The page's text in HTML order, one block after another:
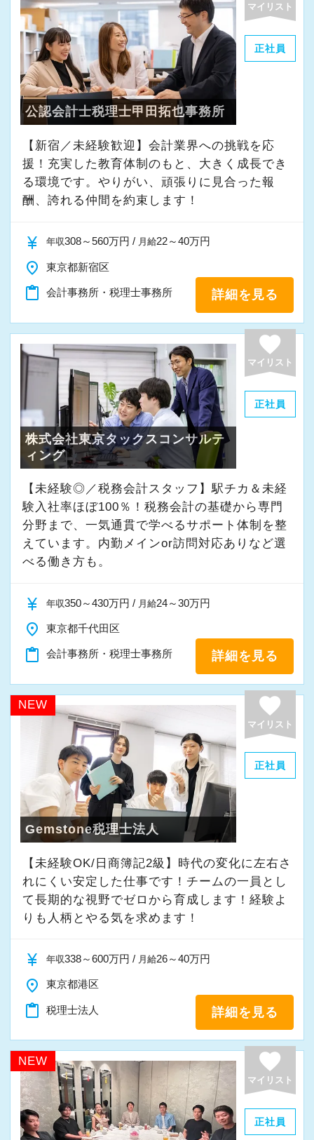
・その他付随する業務
これまでの会計事務所や経理経験を活かしてご
活躍いただけます。
また、経験やスキルに応じて徐々に担当する業
将来的には申告書レビューなど、専門性を高め
られる業務にも携わることが可能です。
どこでも通用する実務スキルを身につけなが
★
当事務所では、職員同士が協力しながら気持ち
経験やスキルももちろん重要ですが、それ以上
に周囲への思いやりや感謝の気持ちを持ち、誠
実に仕事へ向き合える方と一緒に働きたいと考
えています。
・素直な姿勢で新しいことを学べる方
・周囲と協力しながら業務を進められる方
・お客様や仲間に対して誠実に対応できる方
・成長意欲を持ち、前向きにチャレンジできる
方
また、当事務所ではDX化や業務改善などにも積
「まずはやってみる」
「新しいことにも前向きに挑戦してみる」
そんな姿勢をお持ちの方であれば、経験を活か
しながらさらに成長できる環境です。
一緒に学び、成長しながら、お客様のお役に立
てる仕事をしていきませんか。
★事務所の理念★
～事業の発展に寄与するために、公正で健全な
会計・税務を通じて、貢献できる価値を提供
し、人生豊かで幸せになるための力となること
～
当事務所では、経営者やそこで働く社員の皆さ
まがより良い未来を実現できるよう、日々業務
に取り組んでいます。
を感じながら、安心して長く働ける事務所であ
りたいと考えています。
私たちと一緒に成長しながら働いてみません
か。
ご応募をお待ちしております！
マイリスト
正社員
公認会計士税理士甲田拓也事務所
【新宿／未経験歓迎】会計業界への挑戦を応
援！充実した教育体制のもと、大きく成長でき
る環境です。やりがい、頑張りに見合った報
酬、誇れる仲間を約束します！
currency_yen 年収308～560万円 / 月給22～40万円
place 東京都新宿区
content_paste 会計事務所・税理士事務所 詳細を見る
favorite
マイリスト
正社員
株式会社東京タックスコンサルテ
ィング
【未経験◎／税務会計スタッフ】駅チカ＆未経
験入社率ほぼ100％！税務会計の基礎から専門
分野まで、一気通貫で学べるサポート体制を整
えています。内勤メインor訪問対応ありなど選
べる働き方も。
currency_yen 年収350～430万円 / 月給24～30万円
place 東京都千代田区
content_paste 会計事務所・税理士事務所 詳細を見る
NEW favorite
マイリスト
正社員
Gemstone税理士法人
【未経験OK/日商簿記2級】時代の変化に左右さ
れにくい安定した仕事です！チームの一員とし
て⻑期的な視野でゼロから育成します！経験よ
りも人柄とやる気を求めます！
currency_yen 年収338～600万円 / 月給26～40万円
place 東京都港区
content_paste 税理士法人 詳細を見る
NEW favorite
マイリスト
正社員